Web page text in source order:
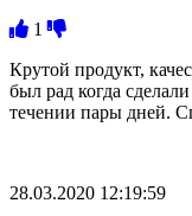
1
Крутой продукт,
был рад когда
течении пары дней.
28.03.2020 12:19:59